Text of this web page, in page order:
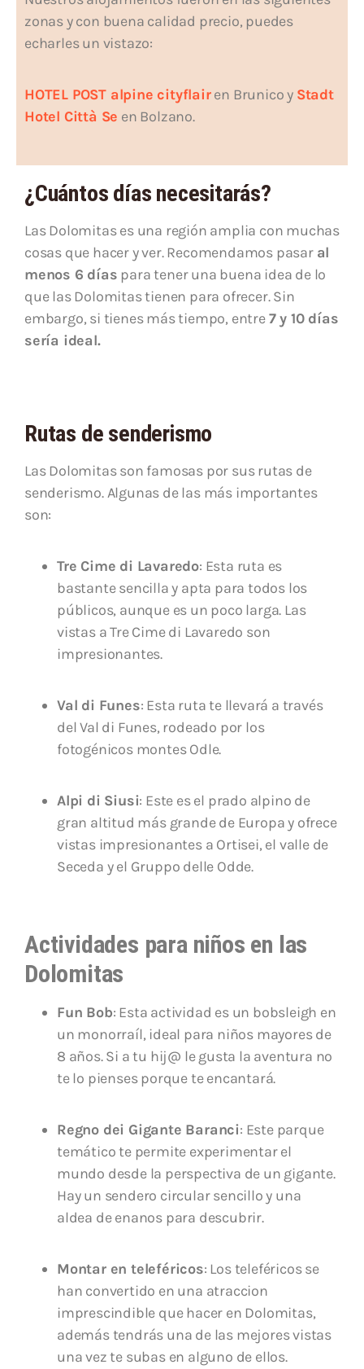
zonas y con buena calidad precio, puedes
echarles un vistazo:
HOTEL POST alpine cityflairen Brunico y Stadt
Hotel Città Se en Bolzano.
¿Cuántos días necesitarás?
Las Dolomitas es una región amplia con muchas
cosas que hacer y ver. Recomendamos pasar al
menos 6 días para tener una buena idea de lo
que las Dolomitas tienen para ofrecer. Sin
embargo, si tienes más tiempo, entre7 y 10 días
sería ideal.
Rutas de senderismo
Las Dolomitas son famosas por sus rutas de
senderismo. Algunas de las más importantes
son:
Tre Cime di Lavaredo: Esta ruta es
bastante sencilla y apta para todos los
públicos, aunque es un poco larga. Las
vistas a Tre Cime di Lavaredo son
impresionantes.
Val di Funes: Esta ruta te llevará a través
del Val di Funes, rodeado por los
fotogénicos montes Odle.
Alpi di Siusi: Este es el prado alpino de
gran altitud más grande de Europa y ofrece
vistas impresionantes a Ortisei, el valle de
Seceda y el Gruppo delle Odde.
Actividades para niños en las
Dolomitas
Fun Bob: Esta actividad es un bobsleigh en
un monorraíl, ideal para niños mayores de
8 años. Si a tu hij@ le gusta la aventura no
te lo pienses porque te encantará.
Regno dei Gigante Baranci: Este parque
temático te permite experimentar el
mundo desde la perspectiva de un gigante.
Hay un sendero circular sencillo y una
aldea de enanos para descubrir.
Montar en teleféricos: Los teleféricos se
han convertido en una atraccion
imprescindible que hacer en Dolomitas,
además tendrás una de las mejores vistas
una vez te subas en alguno de ellos.